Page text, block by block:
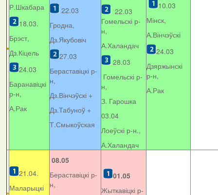
Р.Шкабара
18.03.
Брэст,
Дз.Кіцель
24.03
Баранавіцкі
р-н,
А.Рак
22.03
Гродна,
Дз.Якубовіч
27.03
Бераставіцкі р-
н,
Дз.Вінчэўскі +
Дз.Табуноў +
Т.Смыкоўская
22.03
Гомельскі р-
н,
А.Халандач
28.03
Гомельскі р-
н,
З. Гарошка
03.04
Лоеўскі р-н.,
А.Халандач
10.03
Мінск,
А.Вінчэўскі
24.03
Дзяржынскі
р-н,
А.Рак
21.04.
Маларыцкі
08.05
Бераставіцкі р-
н,
01.05
Жыткавіцкі р-